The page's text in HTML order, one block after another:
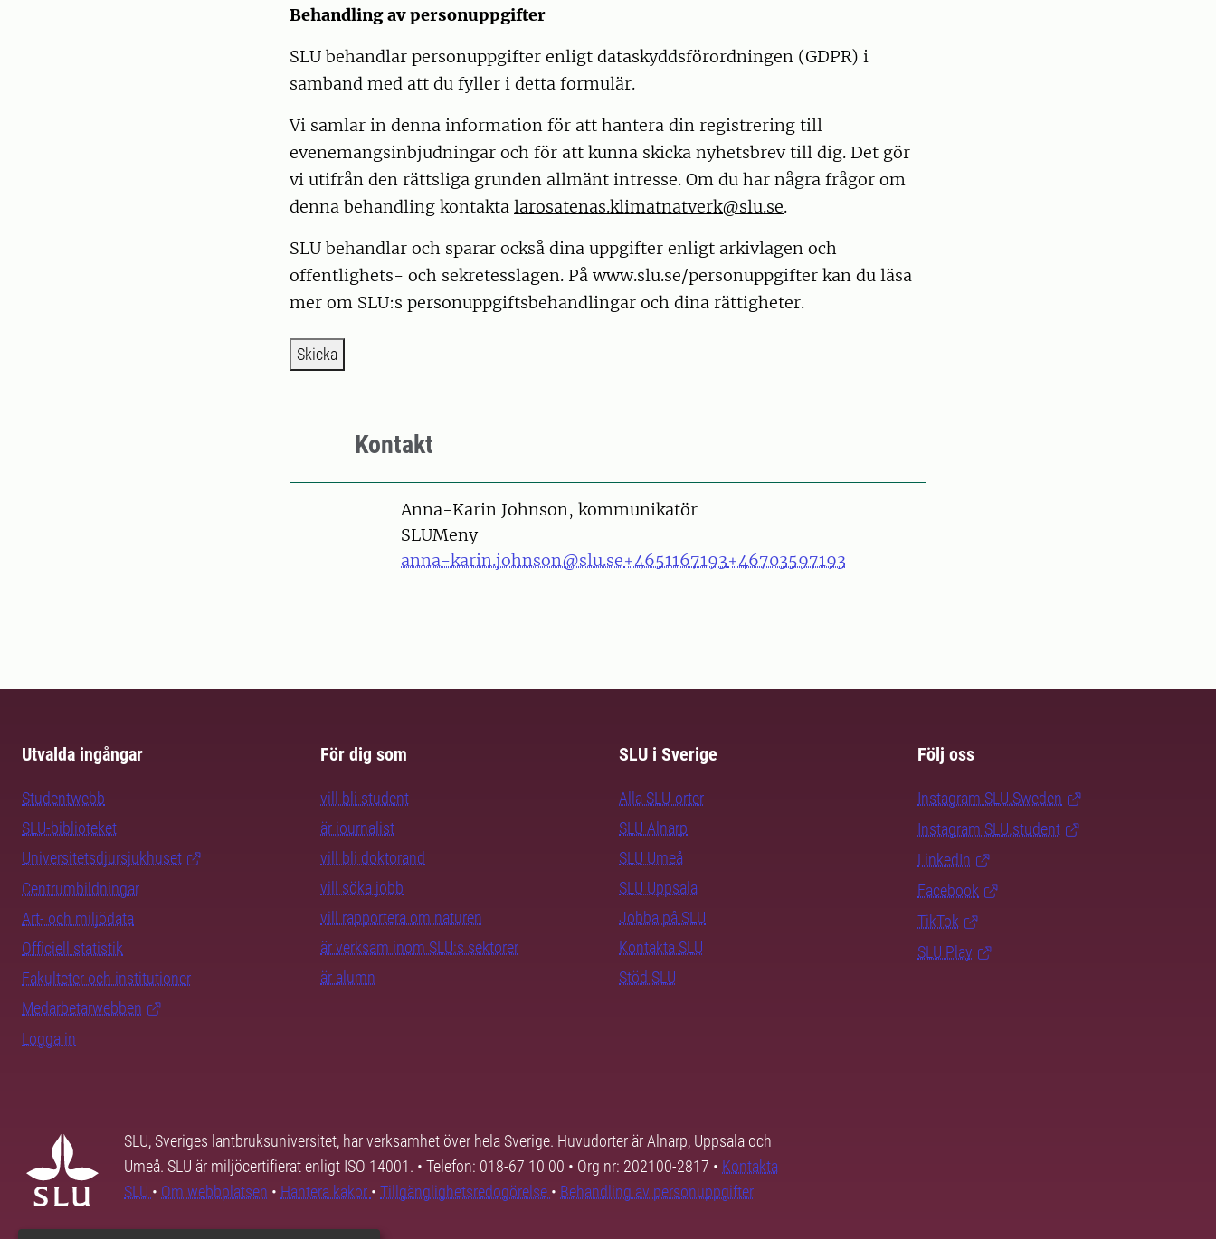
Behandling av personuppgifter
SLU behandlar personuppgifter enligt dataskyddsförordningen (GDPR) i
samband med att du fyller i detta formulär.
Vi samlar in denna information för att hantera din registrering till
evenemangsinbjudningar och för att kunna skicka nyhetsbrev till dig. Det gör
vi utifrån den rättsliga grunden allmänt intresse. Om du har några frågor om
denna behandling kontakta larosatenas.klimatnatverk@slu.se.
SLU behandlar och sparar också dina uppgifter enligt arkivlagen och
offentlighets- och sekretesslagen. På www.slu.se/personuppgifter kan du läsa
mer om SLU:s personuppgiftsbehandlingar och dina rättigheter.
Skicka
Kontakt
PersonAnna-Karin Johnson, kommunikatör
SLUMeny
anna-karin.johnson@slu.se+4651167193+46703597193
Utvalda ingångar
Studentwebb
SLU-biblioteket
Universitetsdjursjukhuset
Centrumbildningar
Art- och miljödata
Officiell statistik
Fakulteter och institutioner
Medarbetarwebben
Logga in
För dig som
vill bli student
är journalist
vill bli doktorand
vill söka jobb
vill rapportera om naturen
är verksam inom SLU:s sektorer
är alumn
SLU i Sverige
Alla SLU-orter
SLU Alnarp
SLU Umeå
SLU Uppsala
Jobba på SLU
Kontakta SLU
Stöd SLU
Följ oss
Instagram SLU.Sweden
Instagram SLU.student
LinkedIn
Facebook
TikTok
SLU Play
SLU, Sveriges lantbruksuniversitet, har verksamhet över hela Sverige. Huvudorter är Alnarp, Uppsala och
Umeå. SLU är miljöcertifierat enligt ISO 14001. • Telefon: 018-67 10 00 • Org nr: 202100-2817 • Kontakta
SLU • Om webbplatsen • Hantera kakor • Tillgänglighetsredogörelse • Behandling av personuppgifter